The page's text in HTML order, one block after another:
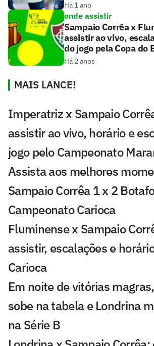
Há 1 ano
onde assistir
Sampaio Corrêa x
assistir ao vivo,
do jogo pela Copa do
Há 2 anos
MAIS LANCE!
Imperatriz x Sampaio
assistir ao vivo, horário e
jogo pelo Campeonato
Assista aos melhores
Sampaio Corrêa 1 x 2
Campeonato Carioca
Fluminense x Sampaio
assistir, escalações e
Carioca
Em noite de vitórias
sobe na tabela e Londrina
na Série B